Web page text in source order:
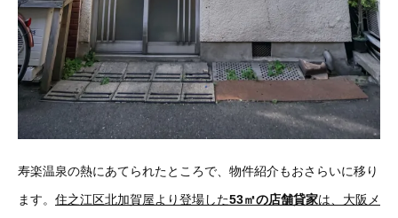
寿楽温泉の熱にあてられたところで、物件紹介もおさらいに移り
ます。 住之江区北加賀屋より登場した53㎡の店舗貸家は、大阪メ